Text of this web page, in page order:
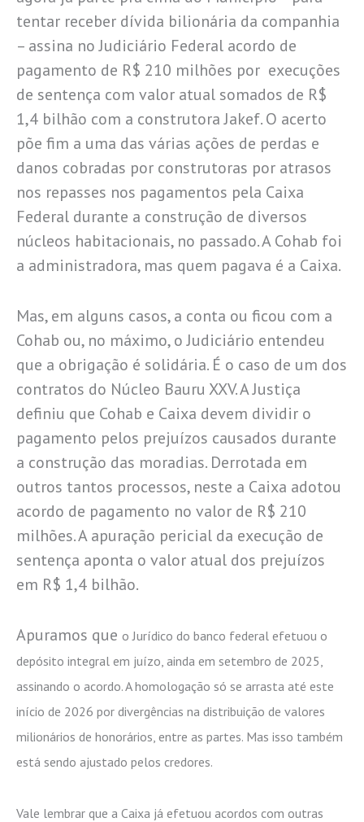
tentar receber dívida bilionária da companhia
– assina no Judiciário Federal acordo de
pagamento de R$ 210 milhões por execuções
de sentença com valor atual somados de R$
1,4 bilhão com a construtora Jakef. O acerto
põe fim a uma das várias ações de perdas e
danos cobradas por construtoras por atrasos
nos repasses nos pagamentos pela Caixa
Federal durante a construção de diversos
núcleos habitacionais, no passado. A Cohab foi
a administradora, mas quem pagava é a Caixa.
Mas, em alguns casos, a conta ou ficou com a
Cohab ou, no máximo, o Judiciário entendeu
que a obrigação é solidária. É o caso de um dos
contratos do Núcleo Bauru XXV. A Justiça
definiu que Cohab e Caixa devem dividir o
pagamento pelos prejuízos causados durante
a construção das moradias. Derrotada em
outros tantos processos, neste a Caixa adotou
acordo de pagamento no valor de R$ 210
milhões. A apuração pericial da execução de
sentença aponta o valor atual dos prejuízos
em R$ 1,4 bilhão.
Apuramos que o Jurídico do banco federal efetuou o
depósito integral em juízo, ainda em setembro de 2025,
assinando o acordo. A homologação só se arrasta até este
início de 2026 por divergências na distribuição de valores
milionários de honorários, entre as partes. Mas isso também
está sendo ajustado pelos credores.
Vale lembrar que a Caixa já efetuou acordos com outras